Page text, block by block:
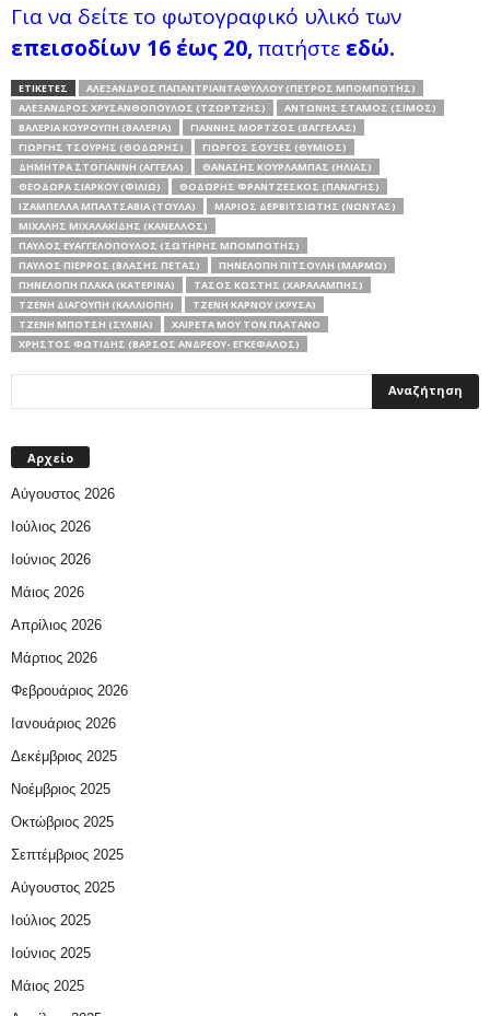
Για να δείτε το φωτογραφικό υλικό των
επεισοδίων 16 έως 20,πατήστε εδώ.
ΕΤΙΚΕΤΕΣ
ΑΛΈΞΑΝΔΡΟΣ ΠΑΠΑΝΤΡΙΑΝΤΑΦΎΛΛΟΥ (ΠΈΤΡΟΣ ΜΠΟΜΠΌΤΗΣ)
ΑΛΈΞΑΝΔΡΟΣ ΧΡΥΣΑΝΘΌΠΟΥΛΟΣ (ΤΖΏΡΤΖΗΣ)
ΑΝΤΏΝΗΣ ΣΤΆΜΟΣ (ΣΊΜΟΣ)
ΒΑΛΈΡΙΑ ΚΟΥΡΟΎΠΗ (ΒΑΛΈΡΙΑ)
ΓΙΆΝΝΗΣ ΜΌΡΤΖΟΣ (ΒΑΓΓΈΛΑΣ)
ΓΙΩΡΓΉΣ ΤΣΟΥΡΉΣ (ΘΟΔΩΡΉΣ)
ΓΙΏΡΓΟΣ ΣΟΥΞΈΣ (ΘΎΜΙΟΣ)
ΔΉΜΗΤΡΑ ΣΤΟΓΙΆΝΝΗ (ΑΓΓΈΛΑ)
ΘΑΝΆΣΗΣ ΚΟΥΡΛΑΜΠΆΣ (ΗΛΊΑΣ)
ΘΕΟΔΏΡΑ ΣΙΆΡΚΟΥ (ΦΙΛΙΏ)
ΘΟΔΩΡΉΣ ΦΡΑΝΤΖΈΣΚΟΣ (ΠΑΝΑΓΉΣ)
ΙΖΑΜΠΈΛΛΑ ΜΠΑΛΤΣΑΒΙΆ (ΤΟΎΛΑ)
ΜΆΡΙΟΣ ΔΕΡΒΙΤΣΙΏΤΗΣ (ΝΏΝΤΑΣ)
ΜΙΧΆΛΗΣ ΜΙΧΑΛΑΚΊΔΗΣ (ΚΑΝΈΛΛΟΣ)
ΠΑΎΛΟΣ ΕΥΑΓΓΕΛΌΠΟΥΛΟΣ (ΣΩΤΉΡΗΣ ΜΠΟΜΠΌΤΗΣ)
ΠΑΎΛΟΣ ΠΙΈΡΡΟΣ (ΒΛΆΣΗΣ ΠΈΤΑΣ)
ΠΗΝΕΛΌΠΗ ΠΙΤΣΟΎΛΗ (ΜΆΡΜΩ)
ΠΗΝΕΛΌΠΗ ΠΛΆΚΑ (ΚΑΤΕΡΊΝΑ)
ΤΆΣΟΣ ΚΩΣΤΉΣ (ΧΑΡΑΛΆΜΠΗΣ)
ΤΖΈΝΗ ΔΙΑΓΟΎΠΗ (ΚΑΛΛΙΌΠΗ)
ΤΖΈΝΗ ΚΆΡΝΟΥ (ΧΡΎΣΑ)
ΤΖΈΝΗ ΜΠΌΤΣΗ (ΣΎΛΒΙΑ)
ΧΑΙΡΈΤΑ ΜΟΥ ΤΟΝ ΠΛΆΤΑΝΟ
ΧΡΉΣΤΟΣ ΦΩΤΊΔΗΣ (ΒΆΡΣΟΣ ΑΝΔΡΈΟΥ- ΕΓΚΈΦΑΛΟΣ)
Αρχείο
Αύγουστος 2026
Ιούλιος 2026
Ιούνιος 2026
Μάιος 2026
Απρίλιος 2026
Μάρτιος 2026
Φεβρουάριος 2026
Ιανουάριος 2026
Δεκέμβριος 2025
Νοέμβριος 2025
Οκτώβριος 2025
Σεπτέμβριος 2025
Αύγουστος 2025
Ιούλιος 2025
Ιούνιος 2025
Μάιος 2025